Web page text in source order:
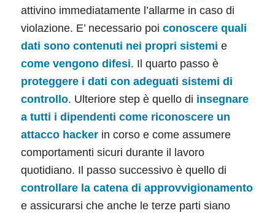
attivino immediatamente l’allarme in caso di
violazione. E’ necessario poi conoscere quali
dati sono contenuti nei propri sistemi e
come vengono difesi. Il quarto passo è
proteggere i dati con adeguati sistemi di
controllo. Ulteriore step è quello di insegnare
a tutti i dipendenti come riconoscere un
attacco hackerin corso e come assumere
comportamenti sicuri durante il lavoro
quotidiano. Il passo successivo è quello di
controllare la catena di approvvigionamento
e assicurarsi che anche le terze parti siano